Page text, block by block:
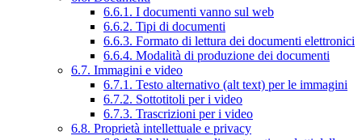
6.6.1. I documenti vanno sul web
6.6.2. Tipi di documenti
6.6.3. Formato di lettura dei documenti elettronici
6.6.4. Modalità di produzione dei documenti
6.7. Immagini e video
6.7.1. Testo alternativo (alt text) per le immagini
6.7.2. Sottotitoli per i video
6.7.3. Trascrizioni per i video
6.8. Proprietà intellettuale e privacy